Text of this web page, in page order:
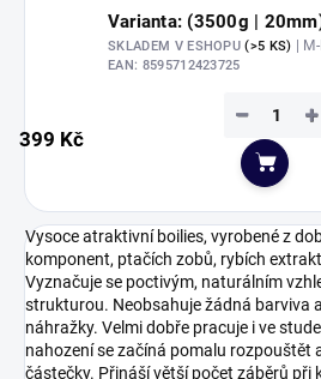
Varianta: (3500g |
SKLADEM V ESHOPU(>5 KS) |
EAN: 8595712423725
399 Kč
+
−
Do
Vysoce atraktivní boilies, vyrobené z
komponent, ptačích zobů, rybích
Vyznačuje se poctivým, naturálním
strukturou. Neobsahuje žádná barviva
náhražky. Velmi dobře pracuje i ve
nahození se začíná pomalu rozpouštět
částečky. Přináší větší počet záběrů při